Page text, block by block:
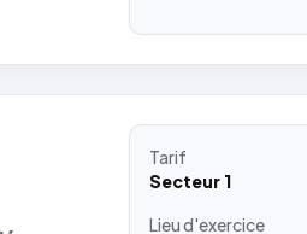
Tarif
Secteur 1
Lieud'exercice